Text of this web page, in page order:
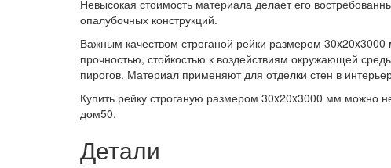
Невысокая стоимость материала делает его
опалубочных конструкций.
Важным качеством строганой рейки размером
прочностью, стойкостью к воздействиям окружающей
пирогов. Материал применяют для отделки стен в
Купить рейку строганую размером 30x20x3000 мм можно
дом50.
Детали